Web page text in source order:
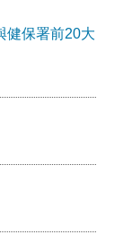
健保署前20大